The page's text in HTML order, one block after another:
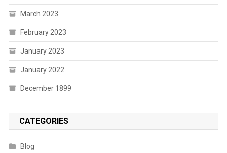
March 2023
February 2023
January 2023
January 2022
December 1899
CATEGORIES
Blog